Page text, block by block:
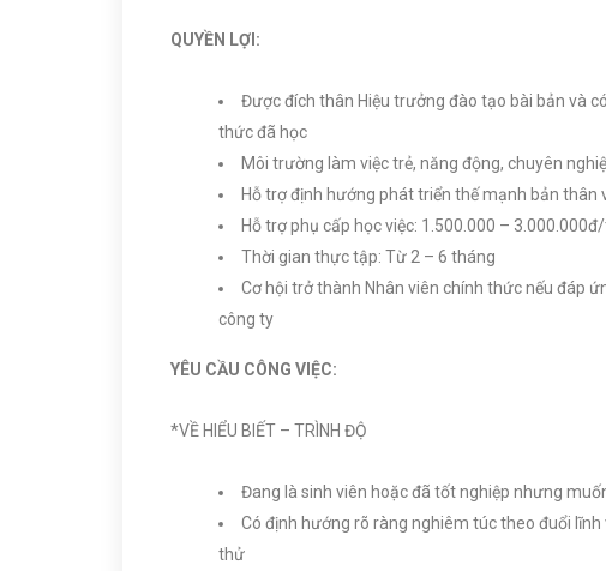
QUYỀN LỢI:
Được đích thân Hiệu trưởng đào tạo bài bản và
thức đã học
Môi trường làm việc trẻ, năng động, chuyên
Hỗ trợ định hướng phát triển thế mạnh bản thân
Hỗ trợ phụ cấp học việc: 1.500.000 –
Thời gian thực tập: Từ 2 – 6 tháng
Cơ hội trở thành Nhân viên chính thức nếu đáp
công ty
YÊU CẦU CÔNG VIỆC:
*VỀ HIỂU BIẾT – TRÌNH ĐỘ
Đang là sinh viên hoặc đã tốt nghiệp nhưng
Có định hướng rõ ràng nghiêm túc theo đuổi
thử